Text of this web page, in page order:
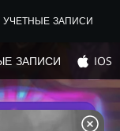
УЧЕТНЫЕ ЗАПИСИ
ЗАПИСИ IOS